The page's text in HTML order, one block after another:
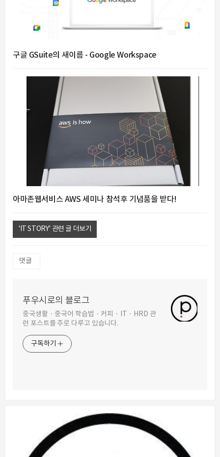
구글 GSuite의 새이름 - Google Workspace
아마존웹서비스 AWS 세미나 참석후 기념품을 받다!
'IT STORY' 관련 글 더보기
댓글
푸우시로의 블로그
중국생활 · 중국어 학습법 · 커피 · IT · HRD 관
련 포스트를 주로 다루고 있습니다.
구독하기